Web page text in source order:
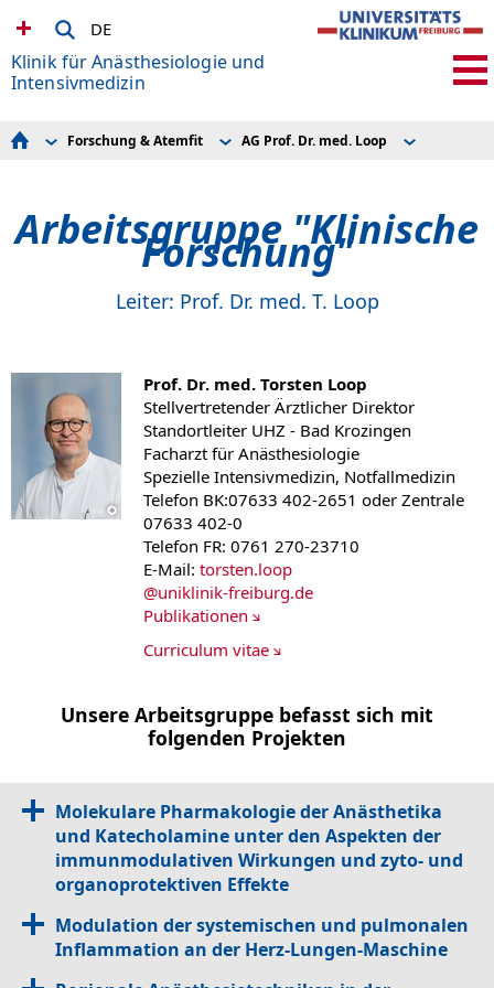
DE
Klinik für Anästhesiologie und
Intensivmedizin
Forschung & Atemfit
Lehre & Studium
Fort- & Weiterbildung
Forschung & Atemfit
Forum primaklima-KAI
AG Prof. Dr. med. Heinrich
AG Prof. Dr. med. Hötzel
AG Prof. Dr. med. Loop
AG Prof. Dr. med. Schallner
AG Prof. Dr. med. Schick
AG Prof. Dr. med. Loop
Arbeitsgruppe "Klinische
Forschung"
Leiter: Prof. Dr. med. T. Loop
Prof. Dr. med. Torsten Loop
Stellvertretender Ärztlicher Direktor
Standortleiter UHZ - Bad Krozingen
Facharzt für Anästhesiologie
Spezielle Intensivmedizin, Notfallmedizin
Telefon BK:07633 402-2651 oder Zentrale
07633 402-0
Telefon FR: 0761 270-23710
E-Mail: torsten.loop
@uniklinik-freiburg.de
Publikationen
Curriculum vitae
Unsere Arbeitsgruppe befasst sich mit
folgenden Projekten
Molekulare Pharmakologie der Anästhetika
und Katecholamine unter den Aspekten der
immunmodulativen Wirkungen und zyto- und
organoprotektiven Effekte
Modulation der systemischen und pulmonalen
Inflammation an der Herz-Lungen-Maschine